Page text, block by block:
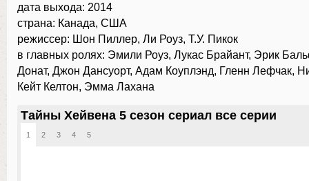
дата выхода: 2014
страна: Канада, США
режиссер: Шон Пиллер, Ли Роуз, Т.У. Пикок
в главных ролях: Эмили Роуз, Лукас Брайант, Эрик
Донат, Джон Дансуорт, Адам Коуплэнд, Гленн Лефчак,
Кейт Келтон, Эмма Лахана
Тайны Хейвена 5 сезон сериал все серии
1 2 3 4 5